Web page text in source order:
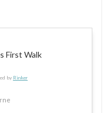
First Walk
by Rinker